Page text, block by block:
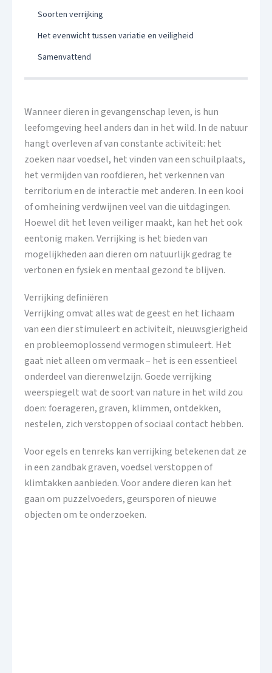
Soorten verrijking
Het evenwicht tussen variatie en veiligheid
Samenvattend
Wanneer dieren in gevangenschap leven, is hun
leefomgeving heel anders dan in het wild. In de natuur
hangt overleven af ​​van constante activiteit: het
zoeken naar voedsel, het vinden van een schuilplaats,
het vermijden van roofdieren, het verkennen van
territorium en de interactie met anderen. In een kooi
of omheining verdwijnen veel van die uitdagingen.
Hoewel dit het leven veiliger maakt, kan het het ook
eentonig maken. Verrijking is het bieden van
mogelijkheden aan dieren om natuurlijk gedrag te
vertonen en fysiek en mentaal gezond te blijven.
Verrijking definiëren
Verrijking omvat alles wat de geest en het lichaam
van een dier stimuleert en activiteit, nieuwsgierigheid
en probleemoplossend vermogen stimuleert. Het
gaat niet alleen om vermaak – het is een essentieel
onderdeel van dierenwelzijn. Goede verrijking
weerspiegelt wat de soort van nature in het wild zou
doen: foerageren, graven, klimmen, ontdekken,
nestelen, zich verstoppen of sociaal contact hebben.
Voor egels en tenreks kan verrijking betekenen dat ze
in een zandbak graven, voedsel verstoppen of
klimtakken aanbieden. Voor andere dieren kan het
gaan om puzzelvoeders, geursporen of nieuwe
objecten om te onderzoeken.